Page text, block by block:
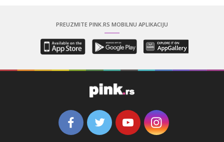
PREUZMITE PINK.RS MOBILNU APLIKACIJU